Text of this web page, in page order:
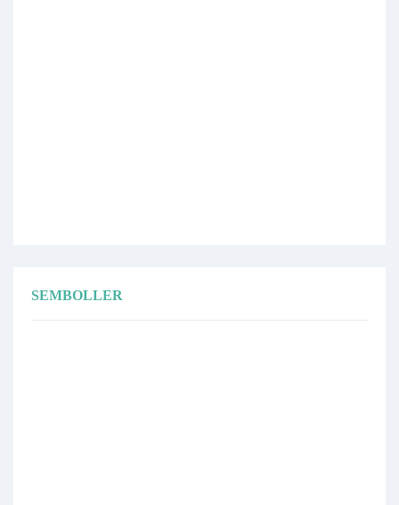
SEMBOLLER